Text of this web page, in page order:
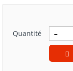
Quantité